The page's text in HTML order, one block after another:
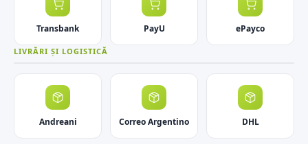
Transbank PayU ePayco
LIVRĂRI ȘI LOGISTICĂ
Andreani Correo Argentino DHL